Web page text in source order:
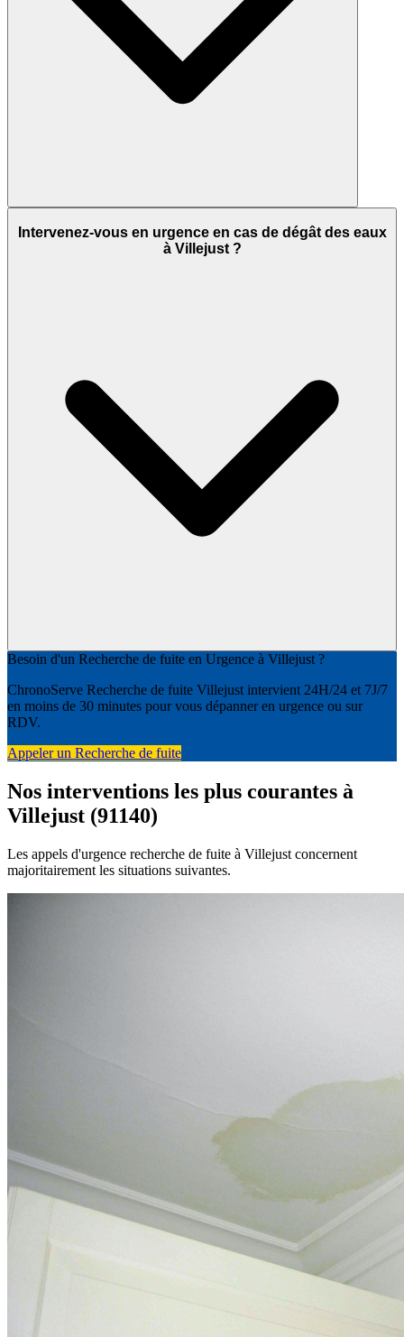
Intervenez-vous en urgence en cas de dégât des eaux
à Villejust ?
Besoin d'un Recherche de fuite en Urgence à Villejust ?
ChronoServe Recherche de fuite Villejust intervient 24H/24 et 7J/7
en moins de 30 minutes pour vous dépanner en urgence ou sur
RDV.
Appeler un Recherche de fuite
Nos interventions les plus courantes à
Villejust (91140)
Les appels d'urgence recherche de fuite à Villejust concernent
majoritairement les situations suivantes.